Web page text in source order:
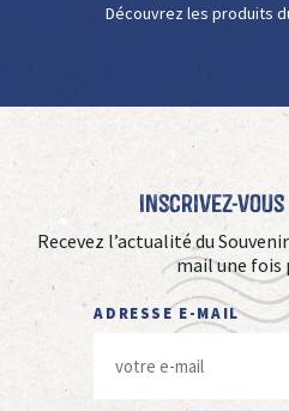
Découvrez les produits
Inscrivez-
Recevez l’actualité du
mail une fois
ADRESSE E-MAIL